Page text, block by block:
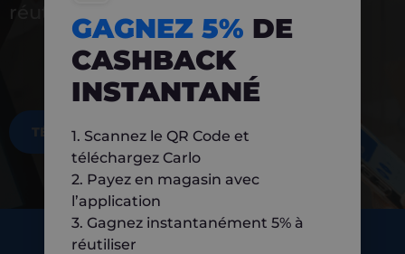
réutiliser
TÉLÉCHARGEZ MAINTENANT
GAGNEZ 5% DE
CASHBACK
INSTANTANÉ
1. Scannez le QR Code et
téléchargez Carlo
2. Payez en magasin avec
l’application
3. Gagnez instantanément 5% à
réutiliser